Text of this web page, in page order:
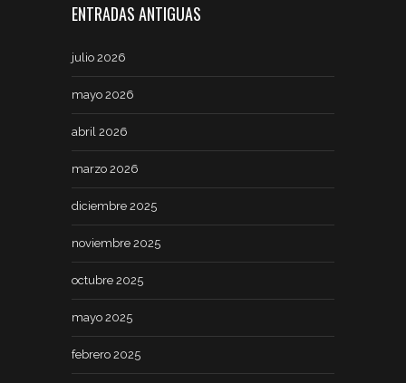
ENTRADAS ANTIGUAS
julio 2026
mayo 2026
abril 2026
marzo 2026
diciembre 2025
noviembre 2025
octubre 2025
mayo 2025
febrero 2025